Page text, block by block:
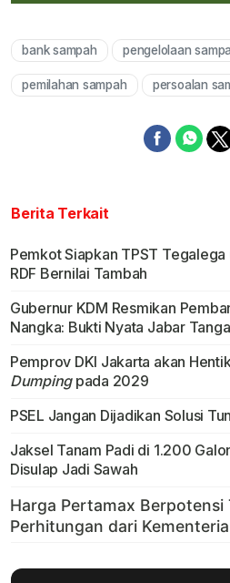
bank sampah pengelolaan
pemilahan sampah persoalan
Berita Terkait
Pemkot Siapkan TPST
RDF Bernilai Tambah
Gubernur KDM Resmikan
Nangka: Bukti Nyata Jabar
Pemprov DKI Jakarta akan
Dumpingpada 2029
PSEL Jangan Dijadikan Solusi
Jaksel Tanam Padi di 1.200
Disulap Jadi Sawah